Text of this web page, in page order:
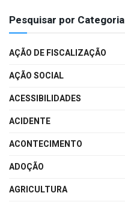
Pesquisar por Categoria
AÇÃO DE FISCALIZAÇÃO
AÇÃO SOCIAL
ACESSIBILIDADES
ACIDENTE
ACONTECIMENTO
ADOÇÃO
AGRICULTURA